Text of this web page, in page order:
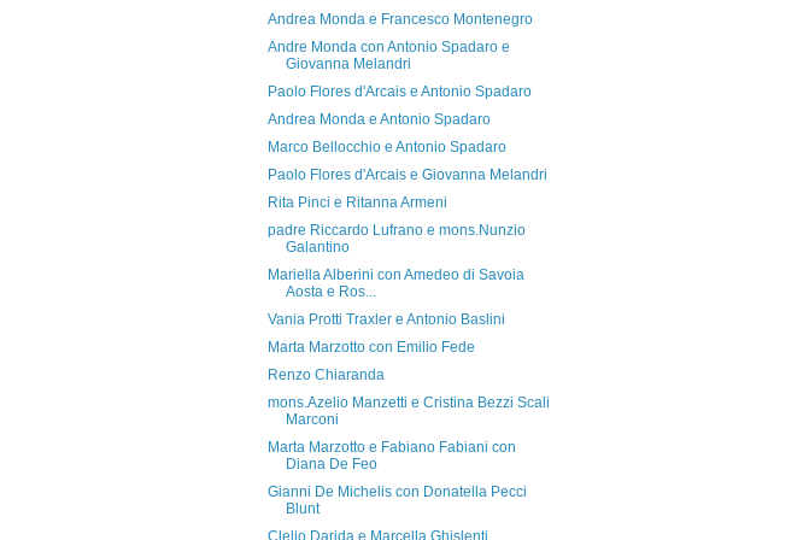
Andrea Monda e Francesco Montenegro
Andre Monda con Antonio Spadaro e
Giovanna Melandri
Paolo Flores d'Arcais e Antonio Spadaro
Andrea Monda e Antonio Spadaro
Marco Bellocchio e Antonio Spadaro
Paolo Flores d'Arcais e Giovanna Melandri
Rita Pinci e Ritanna Armeni
padre Riccardo Lufrano e mons.Nunzio
Galantino
Mariella Alberini con Amedeo di Savoia
Aosta e Ros...
Vania Protti Traxler e Antonio Baslini
Marta Marzotto con Emilio Fede
Renzo Chiaranda
mons.Azelio Manzetti e Cristina Bezzi Scali
Marconi
Marta Marzotto e Fabiano Fabiani con
Diana De Feo
Gianni De Michelis con Donatella Pecci
Blunt
Clelio Darida e Marcella Ghislenti